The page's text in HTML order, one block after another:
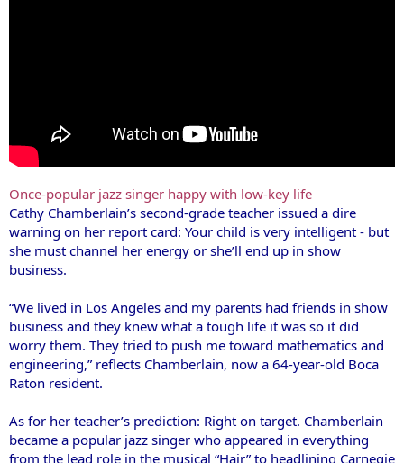
Once-popular jazz singer happy with low-key life
Cathy Chamberlain’s second-grade teacher issued a dire
warning on her report card: Your child is very intelligent - but
she must channel her energy or she’ll end up in show
business.
“We lived in Los Angeles and my parents had friends in show
business and they knew what a tough life it was so it did
worry them. They tried to push me toward mathematics and
engineering,” reflects Chamberlain, now a 64-year-old Boca
Raton resident.
As for her teacher’s prediction: Right on target. Chamberlain
became a popular jazz singer who appeared in everything
from the lead role in the musical “Hair” to headlining Carnegie